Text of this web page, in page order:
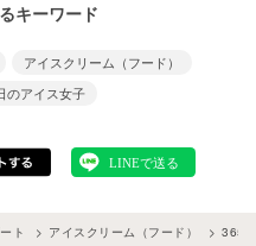
キーワード
アイスクリーム（フード）
のアイス女子
ト アイスクリーム（フード） 365